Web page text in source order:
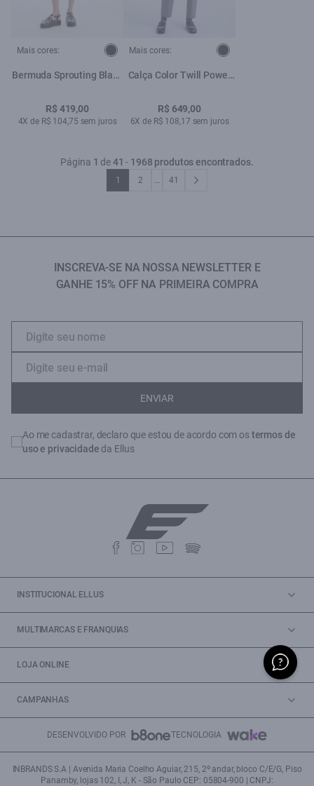
Mais cores:
Bermuda Sprouting Black
C/ Luva
R$ 419,00
4X de R$ 104,75 sem juros
Mais cores:
Calça Color Twill Power
R$ 649,00
6X de R$ 108,17 sem juros
Página 1 de41 - 1968 produtos encontrados.
1 2 ... 41
INSCREVA-SE NA NOSSA NEWSLETTER E
GANHE 15% OFF NA PRIMEIRA COMPRA
ENVIAR
Ao me cadastrar, declaro que estou de acordo com ostermos de
uso e privacidade da Ellus
INSTITUCIONAL ELLUS
MULTIMARCAS E FRANQUIAS
LOJA ONLINE
CAMPANHAS
DESENVOLVIDO POR TECNOLOGIA
INBRANDS S.A | Avenida Maria Coelho Aguiar, 215, 2º andar, bloco C/E/G, Piso
Panamby, lojas 102, I, J, K - São Paulo CEP: 05804-900 | CNPJ: